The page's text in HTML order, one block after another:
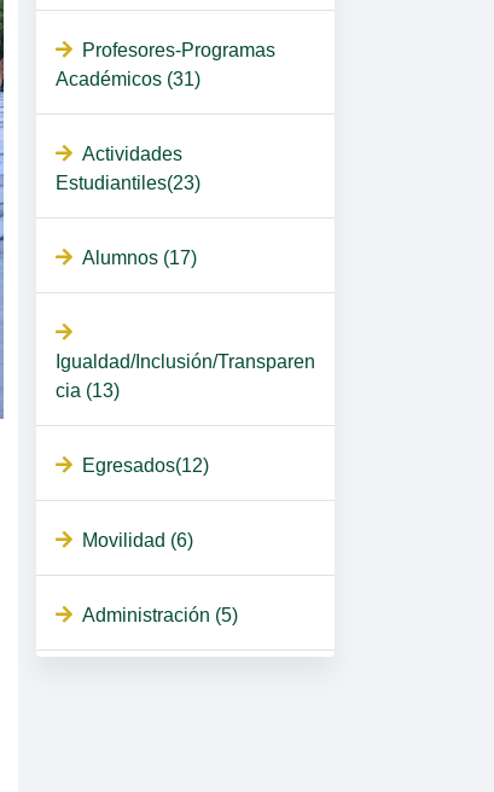
Profesores-Programas
Académicos (31)
Actividades
Estudiantiles(23)
Alumnos (17)
Igualdad/Inclusión/Transparen
cia (13)
Egresados(12)
Movilidad (6)
Administración (5)